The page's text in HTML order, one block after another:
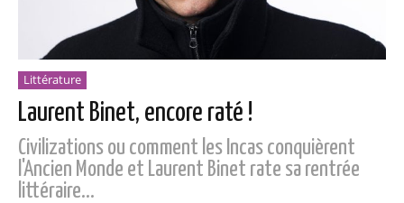
Littérature
Laurent Binet, encore raté !
Civilizations ou comment les Incas conquièrent
l'Ancien Monde et Laurent Binet rate sa rentrée
littéraire...